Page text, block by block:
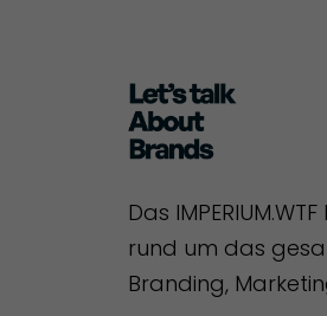
Das
rund um das
Branding,